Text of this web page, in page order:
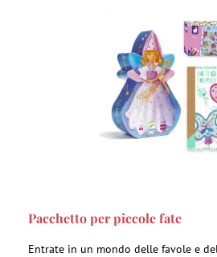
Pacchetto per piccole fate
Entrate in un mondo delle favole e